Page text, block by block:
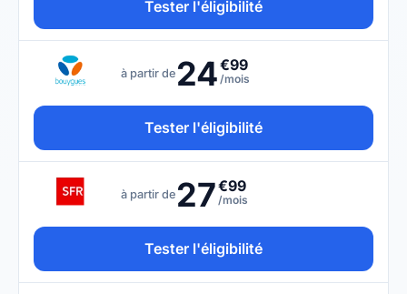
Tester l'éligibilité
à partir de 24€99
/mois
Tester l'éligibilité
à partir de 27€99
/mois
Tester l'éligibilité